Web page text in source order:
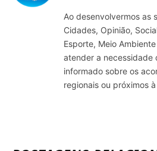
Ao desenvolvermos as
Cidades, Opinião,
Esporte, Meio
atender a necessidade
informado sobre os
regionais ou próximos